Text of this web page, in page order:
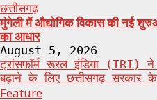
छत्तीसगढ़
मुंगेली में औद्योगिक विकास की नई
का आधार
August 5, 2026
ट्रांसफॉर्म रूरल इंडिया (TRI)
बढ़ाने के लिए छत्तीसगढ़ सरकार
Feature